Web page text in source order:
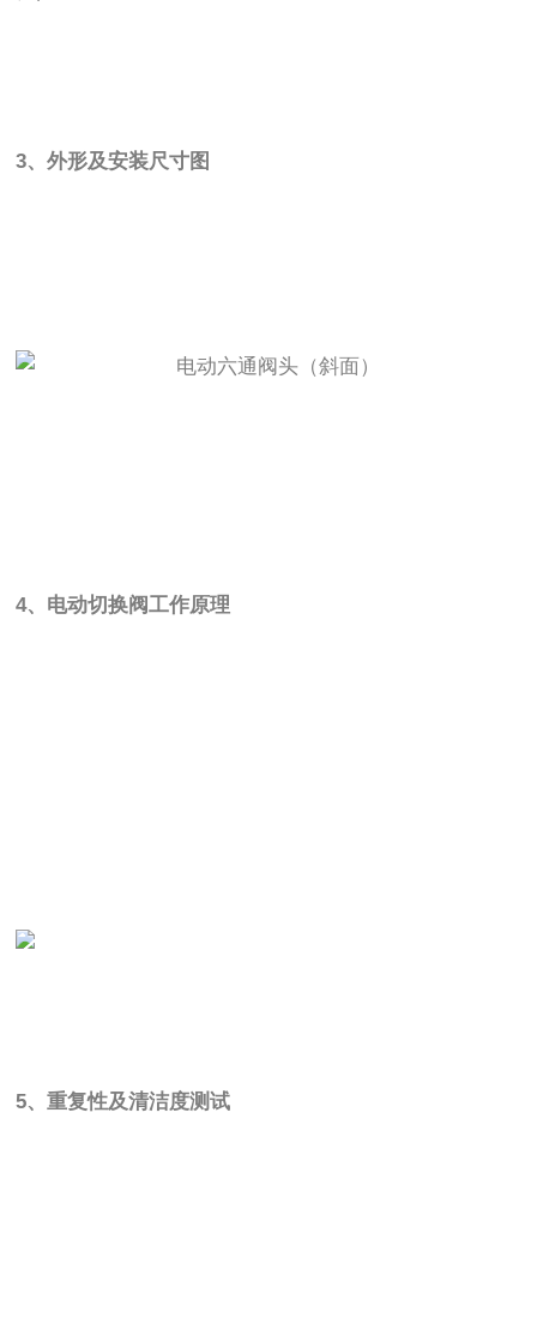
3、外形及安装尺寸图
4、电动切换阀工作原理
5、重复性及清洁度测试